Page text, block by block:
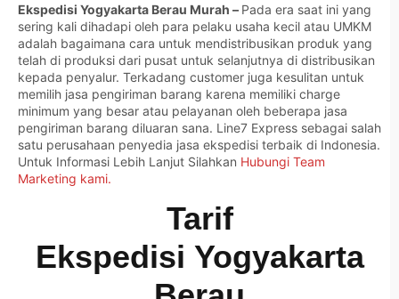
Ekspedisi Yogyakarta Berau Murah – Pada era saat ini yang
sering kali dihadapi oleh para pelaku usaha kecil atau UMKM
adalah bagaimana cara untuk mendistribusikan produk yang
telah di produksi dari pusat untuk selanjutnya di distribusikan
kepada penyalur. Terkadang customer juga kesulitan untuk
memilih jasa pengiriman barang karena memiliki charge
minimum yang besar atau pelayanan oleh beberapa jasa
pengiriman barang diluaran sana. Line7 Express sebagai salah
satu perusahaan penyedia jasa ekspedisi terbaik di Indonesia.
Untuk Informasi Lebih Lanjut Silahkan Hubungi Team
Marketing kami.
Tarif
Ekspedisi Yogyakarta